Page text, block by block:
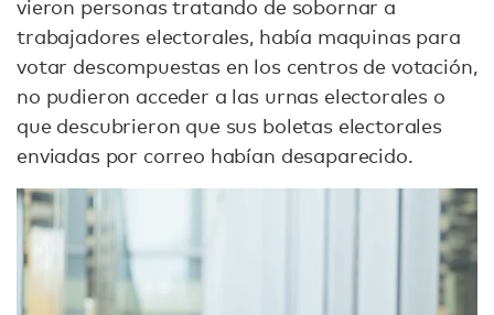
vieron personas tratando de sobornar a
trabajadores electorales, había maquinas para
votar descompuestas en los centros de votación,
no pudieron acceder a las urnas electorales o
que descubrieron que sus boletas electorales
enviadas por correo habían desaparecido.